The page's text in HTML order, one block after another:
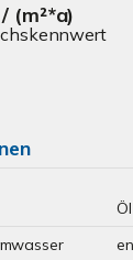
(m²*a)
Öl